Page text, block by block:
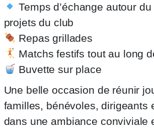
Temps d’échange autour
projets du club
Repas grillades
Matchs festifs tout au long
Buvette sur place
Une belle occasion de réunir
familles, bénévoles, dirigeants
dans une ambiance conviviale